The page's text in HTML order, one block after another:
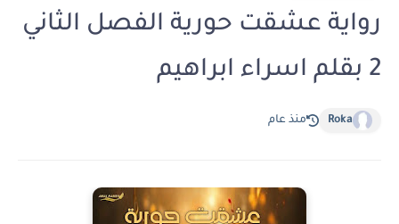
رواية عشقت حورية الفصل الثاني
2 بقلم اسراء ابراهيم
Roka منذ عام